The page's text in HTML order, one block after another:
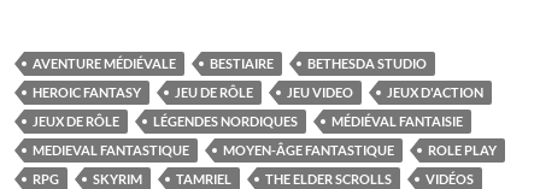
AVENTURE MÉDIÉVALE BESTIAIRE
BETHESDA STUDIO
HEROIC FANTASY
JEU DE RÔLE JEU VIDEO
JEUX D'ACTION
JEUX DE RÔLE
LÉGENDES NORDIQUES
MÉDIÉVAL FANTAISIE
MEDIEVAL FANTASTIQUE
MOYEN-ÂGE FANTASTIQUE
ROLE PLAY
RPG
SKYRIM TAMRIEL THE ELDER SCROLLS VIDÉOS